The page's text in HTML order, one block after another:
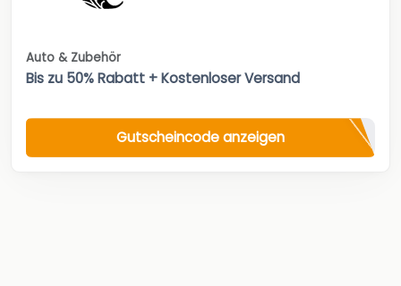
Auto & Zubehör
Bis zu 50% Rabatt + Kostenloser Versand
Gutscheincode anzeigen